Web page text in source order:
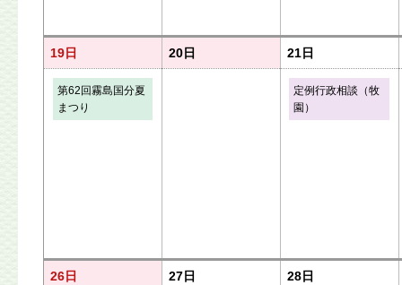
19日 20日 21日
第62回霧島国分夏
まつり
定例行政相談（牧
園）
26日 27日 28日